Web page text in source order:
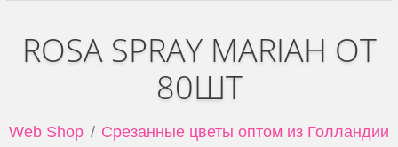
ROSA SPRAY MARIAH ОТ
80ШТ
Web Shop
Срезанные цветы оптом из Голландии